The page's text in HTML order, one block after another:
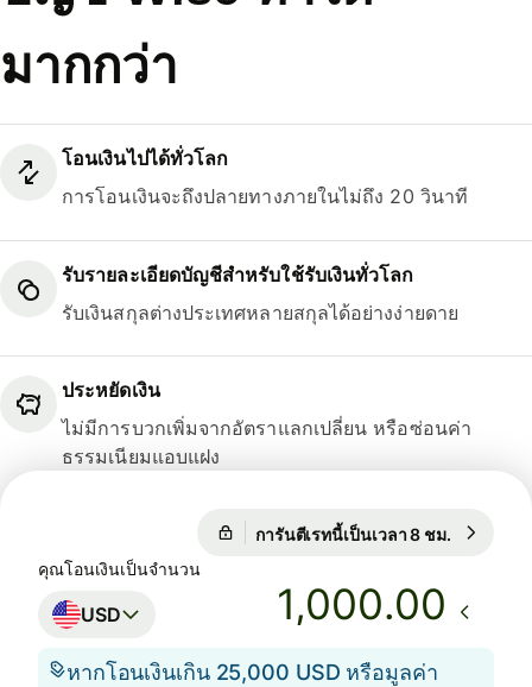
มากกว่า
โอนเงินไปได้ทั่วโลก
การโอนเงินจะถึงปลายทางภายในไม่ถึง 20 วินาที
รับรายละเอียดบัญชีสำหรับใช้รับเงินทั่วโลก
รับเงินสกุลต่างประเทศหลายสกุลได้อย่างง่ายดาย
ประหยัดเงิน
ไม่มีการบวกเพิ่มจากอัตราแลกเปลี่ยน หรือซ่อนค่า
ธรรมเนียมแอบแฝง
การันตีเรทนี้เป็นเวลา 8 ชม.
การันตีเรทนี้เป็นเวลา 8 ชม.
คุณโอนเงินเป็นจำนวน
USD .00
หากโอนเงินเกิน 25,000 USD หรือมูลค่า